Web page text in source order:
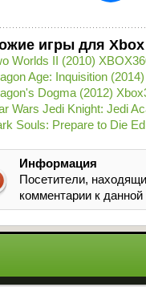
игры для Xbox
Worlds II (2010)
Age: Inquisition
Dogma (2012)
Wars Jedi Knight: Jedi
Souls: Prepare to Die
Информация
Посетители,
комментарии к